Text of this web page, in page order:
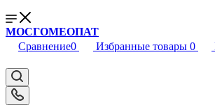
МОСГОМЕОПАТ
Сравнение0 Избранные товары 0